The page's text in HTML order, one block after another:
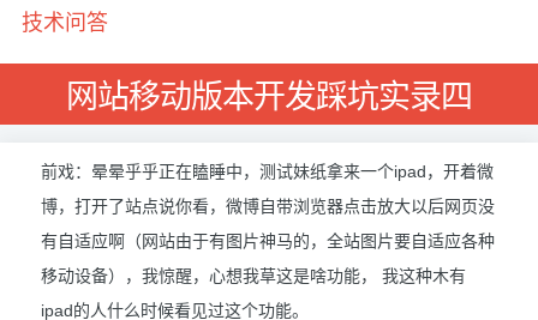
技术问答
网站移动版本开发踩坑实录四
前戏：晕晕乎乎正在瞌睡中，测试妹纸拿来一个ipad，开着微
博，打开了站点说你看，微博自带浏览器点击放大以后网页没
有自适应啊（网站由于有图片神马的，全站图片要自适应各种
移动设备），我惊醒，心想我草这是啥功能， 我这种木有
ipad的人什么时候看见过这个功能。